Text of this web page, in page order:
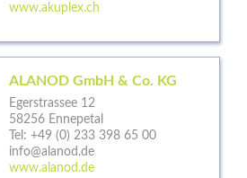
www.akuplex.ch
ALANOD GmbH & Co. KG
Egerstrassee 12
58256 Ennepetal
Tel: +49 (0) 233 398 65 00
info@alanod.de
www.alanod.de